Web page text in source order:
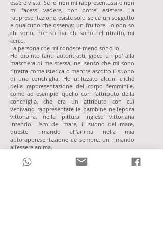
essere vista. Se io non mi rappresentassi e non
mi facessi vedere, non potrei esistere. La
rappresentazione esiste solo se c'è un soggetto
e qualcuno che osserva: un fruitore. Io non so
chi sono, non so mai chi sono nel ritratto, mi
cerco.
La persona che mi conosce meno sono io.
Ho dipinto tanti autoritratti, gioco un po' alla
maschera di me stessa, nel senso che mi sono
ritratta come isterica o mentre ascolto il suono
di una conchiglia. Ho utilizzato alcuni cliché
della rappresentazione del corpo femminile,
come ad esempio quello con l'attributo della
conchiglia, che era un attributo con cui
venivano rappresentate le bambine nell'epoca
vittoriana, nella pittura inglese vittoriana
intendo. L’eco del mare, il suono del mare,
questo rimando all'anima nella mia
autorappresentazione c'è sempre: un rimando
all'essere anima.